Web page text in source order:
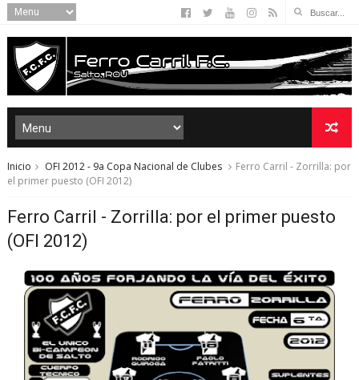
Inicio OFI 2012 - 9a Copa Nacional de Clubes
Ferro Carril - Zorrilla: por
el primer puesto (OFI 2012)
Ferro Carril - Zorrilla: por el primer puesto
(OFI 2012)